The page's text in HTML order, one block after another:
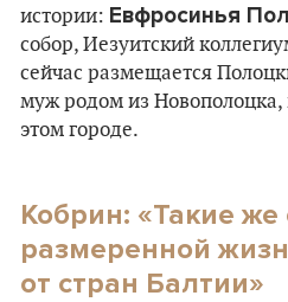
истории: Евфросинья
собор, Иезуитский
сейчас размещается
муж родом из
этом городе.
Кобрин: «Такие
размеренной
от стран Балтии»